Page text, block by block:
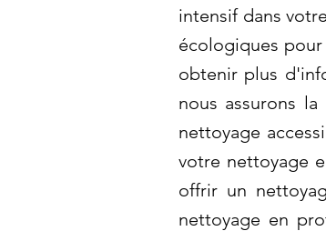
intensif dans
écologiques
obtenir plus
nous assurons
nettoyage
votre nettoyage
offrir un
nettoyage en